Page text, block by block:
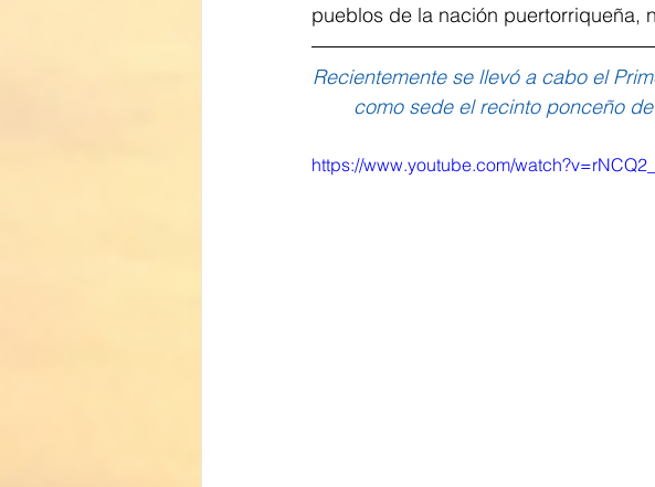
pueblos de la nación puertorriqueña,
Recientemente se llevó a cabo el
como sede el recinto ponceño
https://www.youtube.com/